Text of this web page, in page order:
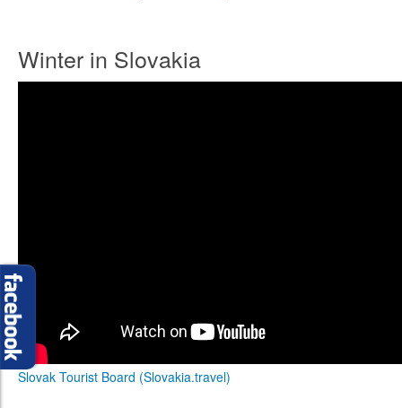
Winter in Slovakia
Slovak Tourist Board (Slovakia.travel)